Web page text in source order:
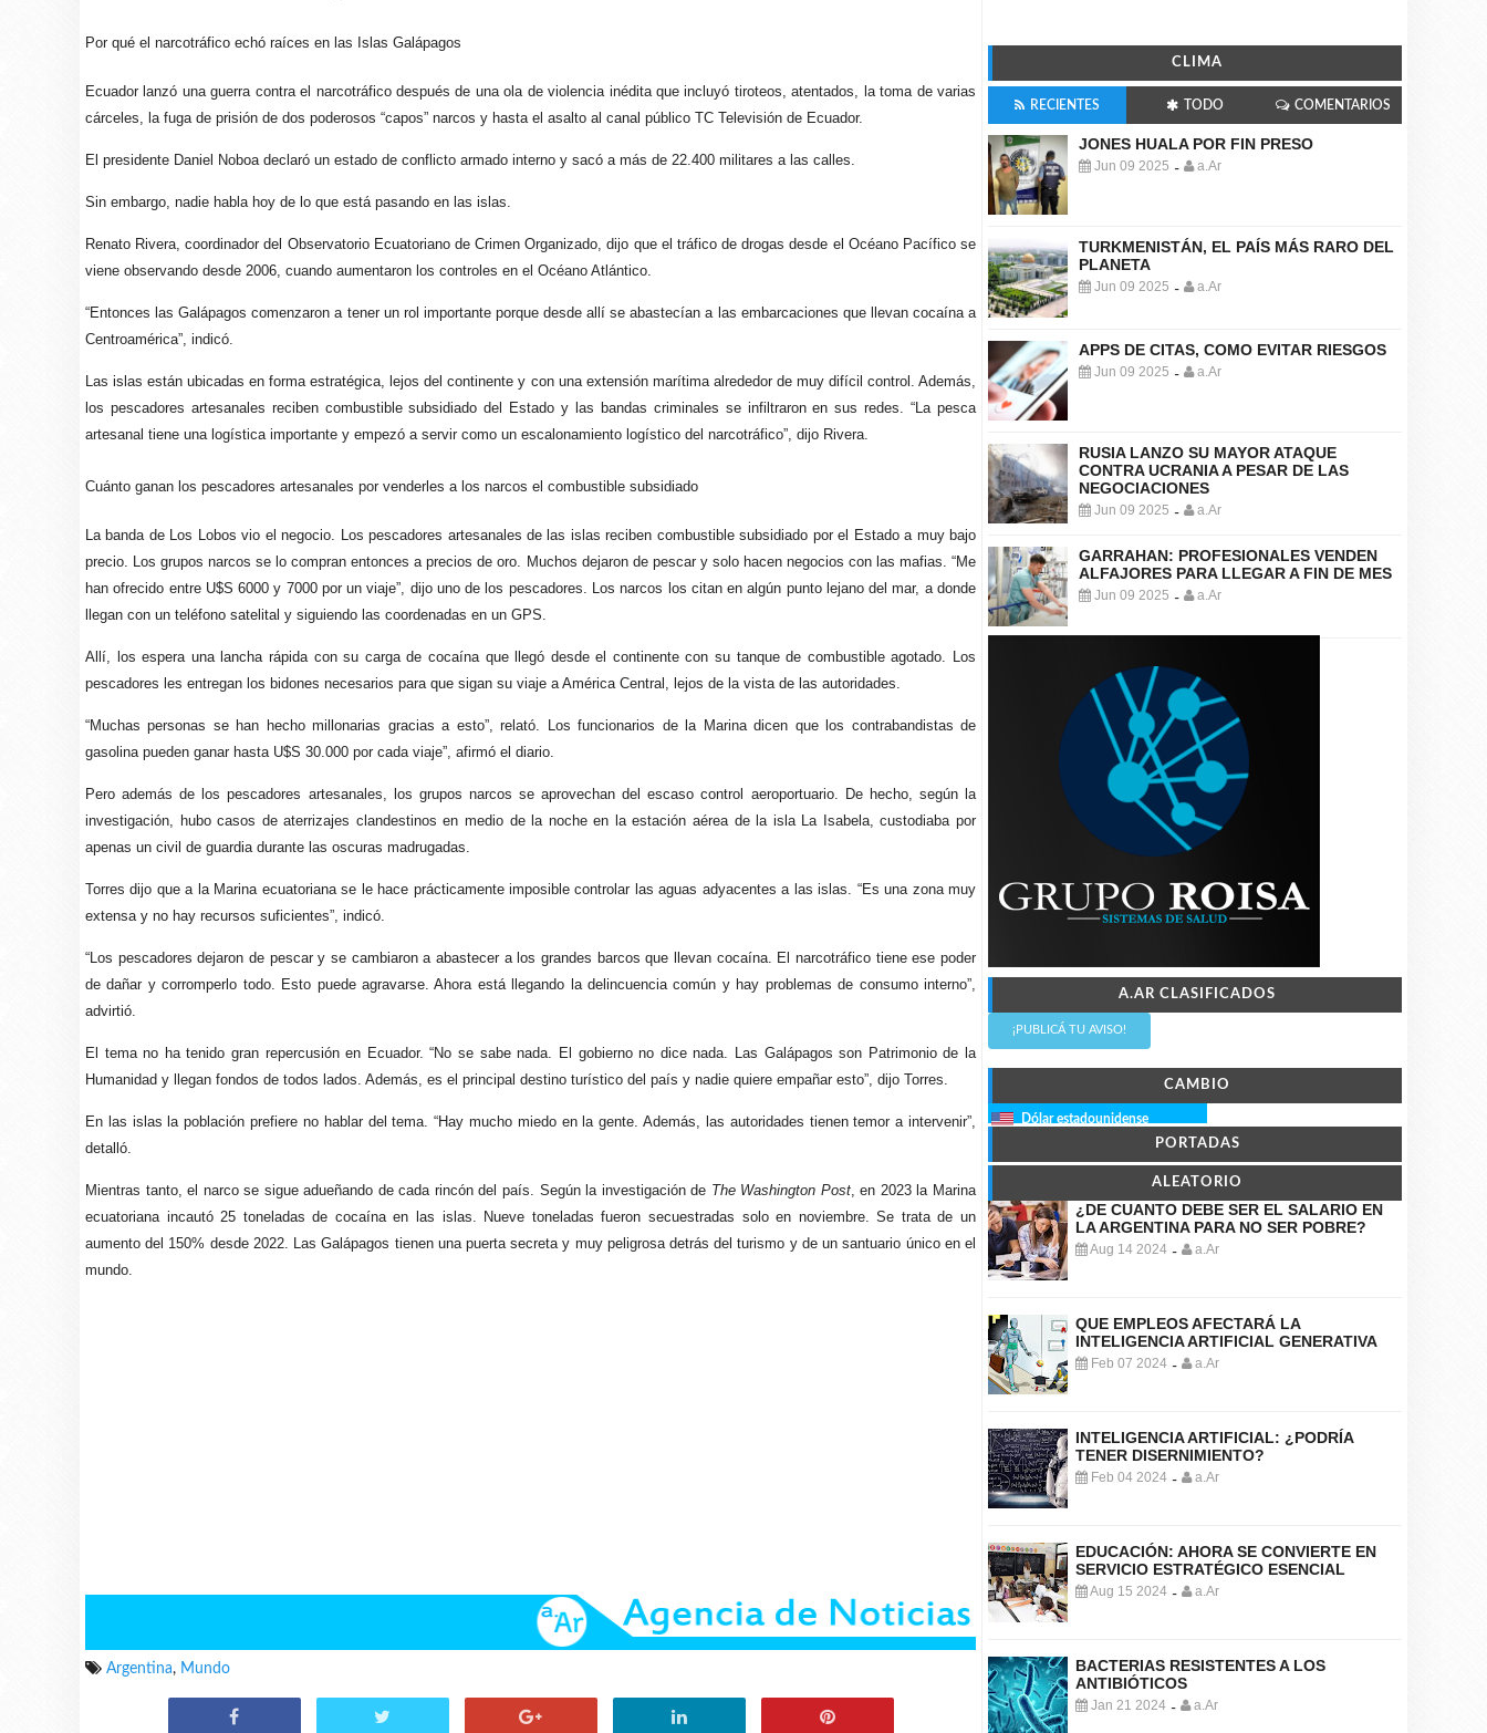
Por qué el narcotráfico echó raíces en las Islas Galápagos
Ecuador lanzó una guerra contra el narcotráfico después de una ola de violencia inédita que incluyó tiroteos, atentados, la toma de varias
cárceles, la fuga de prisión de dos poderosos “capos” narcos y hasta el asalto al canal público TC Televisión de Ecuador.
El presidente Daniel Noboa declaró un estado de conflicto armado interno y sacó a más de 22.400 militares a las calles.
Sin embargo, nadie habla hoy de lo que está pasando en las islas.
Renato Rivera, coordinador del Observatorio Ecuatoriano de Crimen Organizado, dijo que el tráfico de drogas desde el Océano Pacífico se
viene observando desde 2006, cuando aumentaron los controles en el Océano Atlántico.
“Entonces las Galápagos comenzaron a tener un rol importante porque desde allí se abastecían a las embarcaciones que llevan cocaína a
Centroamérica”, indicó.
Las islas están ubicadas en forma estratégica, lejos del continente y con una extensión marítima alrededor de muy difícil control. Además,
los pescadores artesanales reciben combustible subsidiado del Estado y las bandas criminales se infiltraron en sus redes. “La pesca
artesanal tiene una logística importante y empezó a servir como un escalonamiento logístico del narcotráfico”, dijo Rivera.
Cuánto ganan los pescadores artesanales por venderles a los narcos el combustible subsidiado
La banda de Los Lobos vio el negocio. Los pescadores artesanales de las islas reciben combustible subsidiado por el Estado a muy bajo
precio. Los grupos narcos se lo compran entonces a precios de oro. Muchos dejaron de pescar y solo hacen negocios con las mafias. “Me
han ofrecido entre U$S 6000 y 7000 por un viaje”, dijo uno de los pescadores. Los narcos los citan en algún punto lejano del mar, a donde
llegan con un teléfono satelital y siguiendo las coordenadas en un GPS.
Allí, los espera una lancha rápida con su carga de cocaína que llegó desde el continente con su tanque de combustible agotado. Los
pescadores les entregan los bidones necesarios para que sigan su viaje a América Central, lejos de la vista de las autoridades.
“Muchas personas se han hecho millonarias gracias a esto”, relató. Los funcionarios de la Marina dicen que los contrabandistas de
gasolina pueden ganar hasta U$S 30.000 por cada viaje”, afirmó el diario.
Pero además de los pescadores artesanales, los grupos narcos se aprovechan del escaso control aeroportuario. De hecho, según la
investigación, hubo casos de aterrizajes clandestinos en medio de la noche en la estación aérea de la isla La Isabela, custodiaba por
apenas un civil de guardia durante las oscuras madrugadas.
Torres dijo que a la Marina ecuatoriana se le hace prácticamente imposible controlar las aguas adyacentes a las islas. “Es una zona muy
extensa y no hay recursos suficientes”, indicó.
“Los pescadores dejaron de pescar y se cambiaron a abastecer a los grandes barcos que llevan cocaína. El narcotráfico tiene ese poder
de dañar y corromperlo todo. Esto puede agravarse. Ahora está llegando la delincuencia común y hay problemas de consumo interno”,
advirtió.
El tema no ha tenido gran repercusión en Ecuador. “No se sabe nada. El gobierno no dice nada. Las Galápagos son Patrimonio de la
Humanidad y llegan fondos de todos lados. Además, es el principal destino turístico del país y nadie quiere empañar esto”, dijo Torres.
En las islas la población prefiere no hablar del tema. “Hay mucho miedo en la gente. Además, las autoridades tienen temor a intervenir”,
detalló.
Mientras tanto, el narco se sigue adueñando de cada rincón del país. Según la investigación de The Washington Post, en 2023 la Marina
ecuatoriana incautó 25 toneladas de cocaína en las islas. Nueve toneladas fueron secuestradas solo en noviembre. Se trata de un
aumento del 150% desde 2022. Las Galápagos tienen una puerta secreta y muy peligrosa detrás del turismo y de un santuario único en el
mundo.
Argentina, Mundo
CLIMA
RECIENTES TODO COMENTARIOS
JONES HUALA POR FIN PRESO
Jun 09 2025 - a.Ar
TURKMENISTÁN, EL PAÍS MÁS RARO DEL
PLANETA
Jun 09 2025 - a.Ar
APPS DE CITAS, COMO EVITAR RIESGOS
Jun 09 2025 - a.Ar
RUSIA LANZO SU MAYOR ATAQUE
CONTRA UCRANIA A PESAR DE LAS
NEGOCIACIONES
Jun 09 2025 - a.Ar
GARRAHAN: PROFESIONALES VENDEN
ALFAJORES PARA LLEGAR A FIN DE MES
Jun 09 2025 - a.Ar
A.AR CLASIFICADOS
¡PUBLICÁ TU AVISO!
CAMBIO
Dólar estadounidense
PORTADAS
ALEATORIO
¿DE CUANTO DEBE SER EL SALARIO EN
LA ARGENTINA PARA NO SER POBRE?
Aug 14 2024 - a.Ar
QUE EMPLEOS AFECTARÁ LA
INTELIGENCIA ARTIFICIAL GENERATIVA
Feb 07 2024 - a.Ar
INTELIGENCIA ARTIFICIAL: ¿PODRÍA
TENER DISERNIMIENTO?
Feb 04 2024 - a.Ar
EDUCACIÓN: AHORA SE CONVIERTE EN
SERVICIO ESTRATÉGICO ESENCIAL
Aug 15 2024 - a.Ar
BACTERIAS RESISTENTES A LOS
ANTIBIÓTICOS
Jan 21 2024 - a.Ar